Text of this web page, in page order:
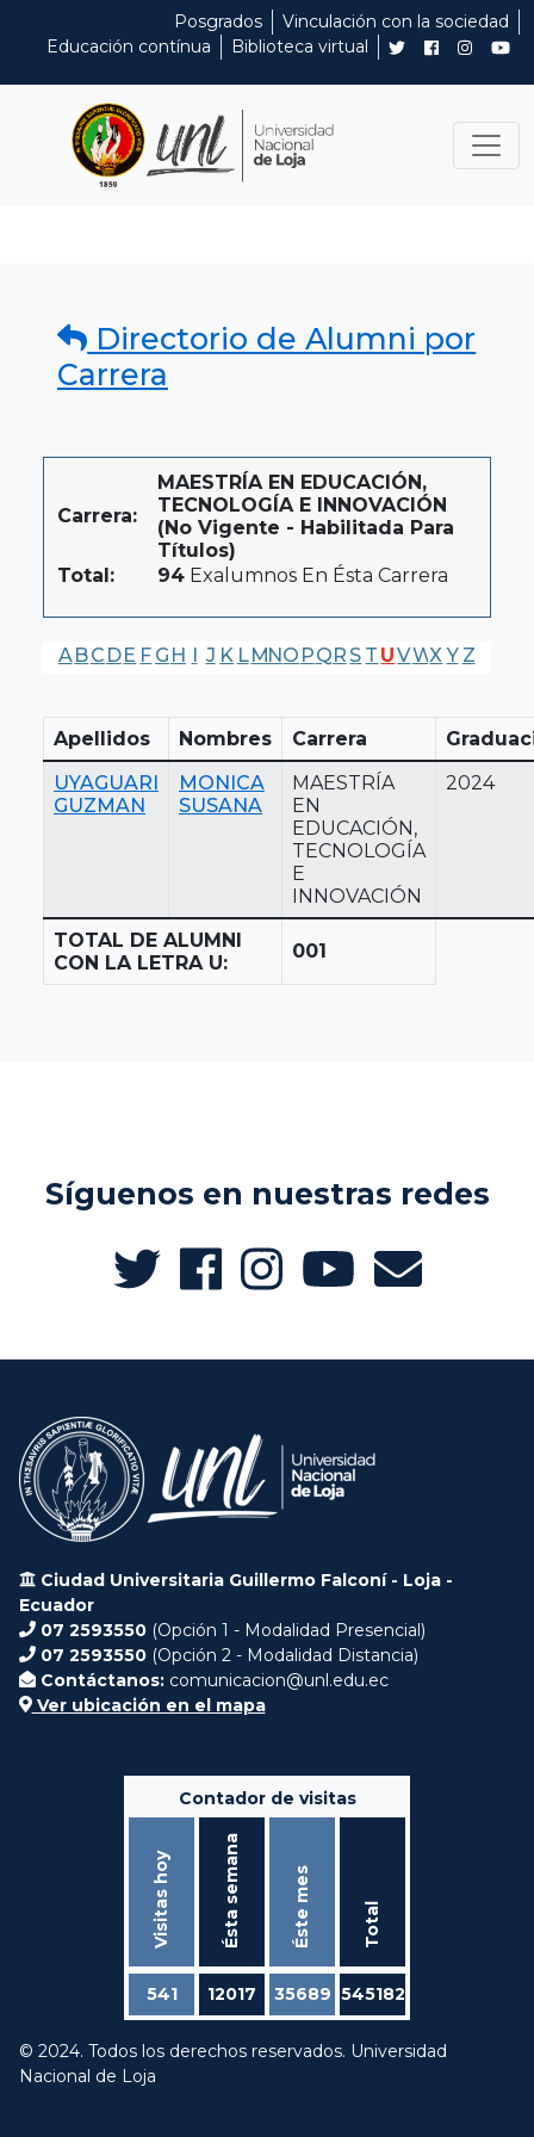
Posgrados
Vinculación con la sociedad
Educación contínua
Biblioteca virtual
Directorio de Alumni por
Carrera
Carrera:
MAESTRÍA EN EDUCACIÓN,
TECNOLOGÍA E INNOVACIÓN
(No Vigente - Habilitada Para
Títulos)
Total:
94 Exalumnos En Ésta Carrera
A BC DE F G H I J K LMNO PQR S T UVWX Y Z
Apellidos Nombres Carrera
UYAGUARI
GUZMAN
MONICA
SUSANA
MAESTRÍA
EN
EDUCACIÓN,
TECNOLOGÍA
E
INNOVACIÓN
2024
TOTAL DE ALUMNI
CON LA LETRA U:
001
Síguenos en nuestras redes
Ciudad Universitaria Guillermo Falconí - Loja -
Ecuador
07 2593550 (Opción 1 - Modalidad Presencial)
07 2593550 (Opción 2 - Modalidad Distancia)
Contáctanos: comunicacion@unl.edu.ec
Ver ubicación en el mapa
Contador de visitas
Visitas hoy Ésta semana Éste mes Total
541 12017 35689 545182
© 2024. Todos los derechos reservados. Universidad
Nacional de Loja